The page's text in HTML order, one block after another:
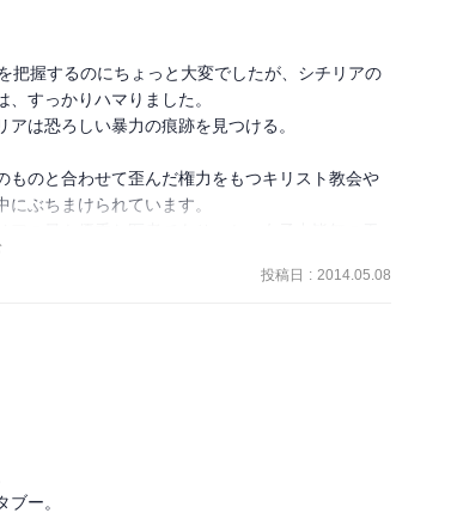
把握するのにちょっと大変でしたが、シチリアの
すっかりハマりました。
は恐ろしい暴力の痕跡を見つける。
のと合わせて歪んだ権力をもつキリスト教会や
ぶちまけられています。
個性的な登場人物達が邪魔をしたり、協力した
いです。
投稿日 : 2014.05.08
ー。